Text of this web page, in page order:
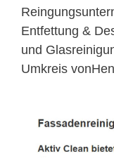
Entfettung &
und
Umkreis